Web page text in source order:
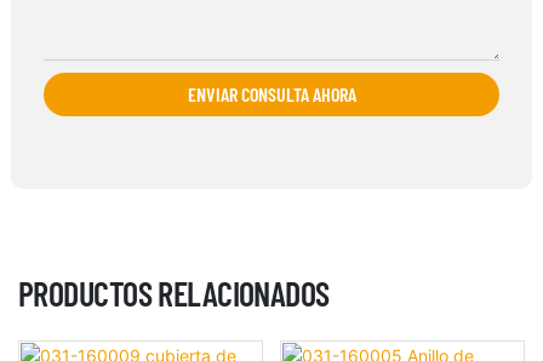
ENVIAR CONSULTA AHORA
PRODUCTOS RELACIONADOS